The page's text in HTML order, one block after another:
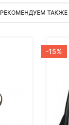
РЕКОМЕНДУЕМ ТАКЖЕ
-15%